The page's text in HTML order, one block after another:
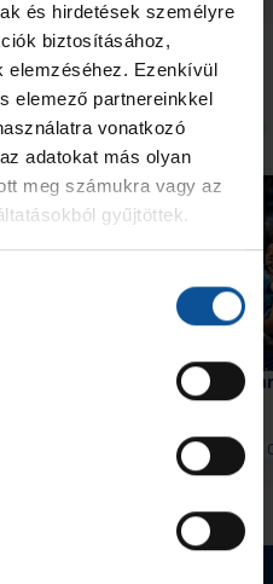
és hirdetések személyre
biztosításához,
elemzéséhez. Ezenkívül
elemező partnereinkkel
vonatkozó
adatokat más olyan
meg számukra vagy az
gyűjtöttek.
2026. aug.
Hiába hajráztunk, a